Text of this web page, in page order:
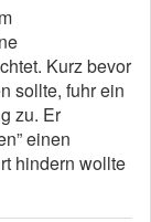
Kurz bevor
sollte, fuhr ein
zu. Er
einen
hindern wollte